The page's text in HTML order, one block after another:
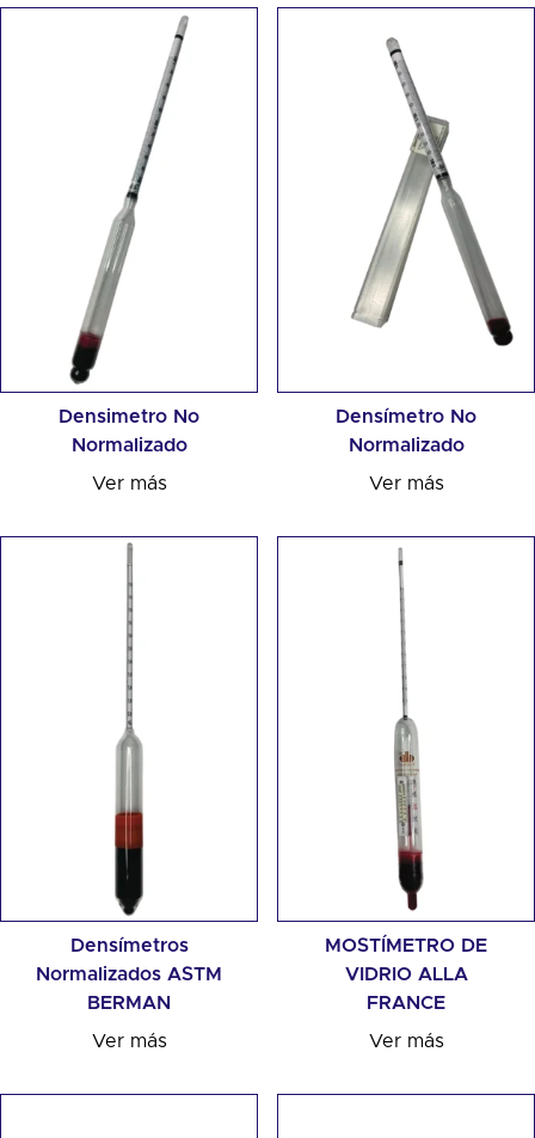
Densimetro No
Normalizado
Ver más
Densímetro No
Normalizado
Ver más
Densímetros
Normalizados ASTM
BERMAN
Ver más
MOSTÍMETRO DE
VIDRIO ALLA
FRANCE
Ver más